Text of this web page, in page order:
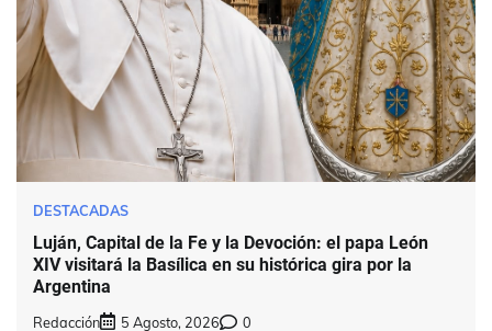
DESTACADAS
Luján, Capital de la Fe y la Devoción: el papa León
XIV visitará la Basílica en su histórica gira por la
Argentina
Redacción 5 Agosto, 2026 0